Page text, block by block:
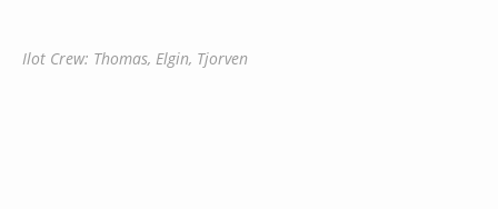
Ilot Crew: Thomas, Elgin, Tjorven